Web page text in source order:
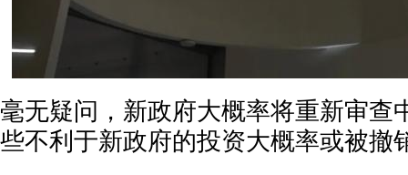
毫无疑问，新政府大概率将重新审查
些不利于新政府的投资大概率或被撤